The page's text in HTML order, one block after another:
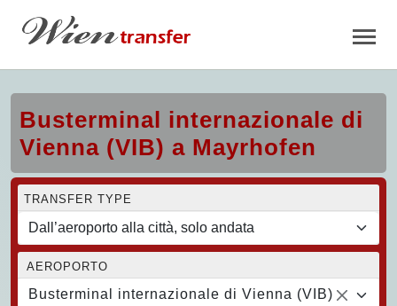
Busterminal internazionale di
Vienna (VIB) a Mayrhofen
TRANSFER TYPE
AEROPORTO
Busterminal internazionale di Vienna (VIB)